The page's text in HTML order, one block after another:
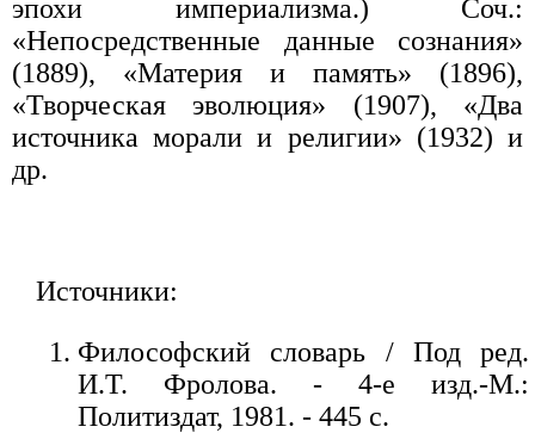
эпохи империализма.) Соч.:
«Непосредственные данные сознания»
(1889), «Материя и память» (1896),
«Творческая эволюция» (1907), «Два
источника морали и религии» (1932) и
др.
Источники:
Философский словарь / Под ред.
И.Т. Фролова. - 4-е изд.-М.:
Политиздат, 1981. - 445 с.